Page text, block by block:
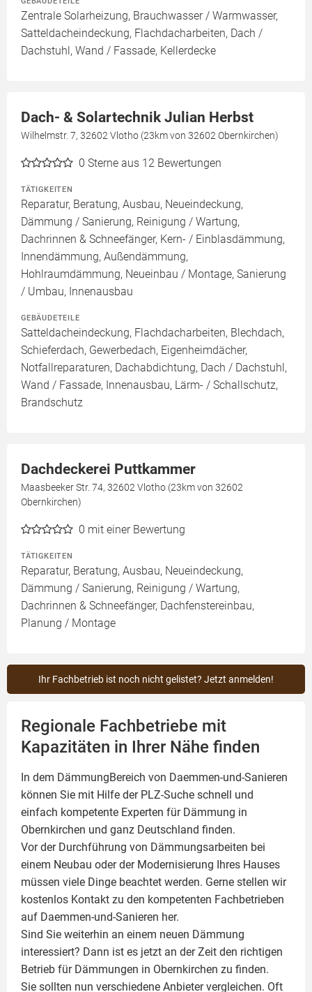
Zentrale Solarheizung, Brauchwasser / Warmwasser,
Satteldacheindeckung, Flachdacharbeiten, Dach /
Dachstuhl, Wand / Fassade, Kellerdecke
Dach- & Solartechnik Julian Herbst
Wilhelmstr. 7, 32602 Vlotho (23km von 32602 Obernkirchen)
0 Sterne aus 12 Bewertungen
TÄTIGKEITEN
Reparatur, Beratung, Ausbau, Neueindeckung,
Dämmung / Sanierung, Reinigung / Wartung,
Dachrinnen & Schneefänger, Kern- / Einblasdämmung,
Innendämmung, Außendämmung,
Hohlraumdämmung, Neueinbau / Montage, Sanierung
/ Umbau, Innenausbau
GEBÄUDETEILE
Satteldacheindeckung, Flachdacharbeiten, Blechdach,
Schieferdach, Gewerbedach, Eigenheimdächer,
Notfallreparaturen, Dachabdichtung, Dach / Dachstuhl,
Wand / Fassade, Innenausbau, Lärm- / Schallschutz,
Brandschutz
Dachdeckerei Puttkammer
Maasbeeker Str. 74, 32602 Vlotho (23km von 32602
Obernkirchen)
0 mit einer Bewertung
TÄTIGKEITEN
Reparatur, Beratung, Ausbau, Neueindeckung,
Dämmung / Sanierung, Reinigung / Wartung,
Dachrinnen & Schneefänger, Dachfenstereinbau,
Planung / Montage
Ihr Fachbetrieb ist noch nicht gelistet? Jetzt anmelden!
Regionale Fachbetriebe mit
Kapazitäten in Ihrer Nähe finden
In dem DämmungBereich von Daemmen-und-Sanieren
können Sie mit Hilfe der PLZ-Suche schnell und
einfach kompetente Experten für Dämmung in
Obernkirchen und ganz Deutschland finden.
Vor der Durchführung von Dämmungsarbeiten bei
einem Neubau oder der Modernisierung Ihres Hauses
müssen viele Dinge beachtet werden. Gerne stellen wir
kostenlos Kontakt zu den kompetenten Fachbetrieben
auf Daemmen-und-Sanieren her.
Sind Sie weiterhin an einem neuen Dämmung
interessiert? Dann ist es jetzt an der Zeit den richtigen
Betrieb für Dämmungen in Obernkirchen zu finden.
Sie sollten nun verschiedene Anbieter vergleichen. Oft